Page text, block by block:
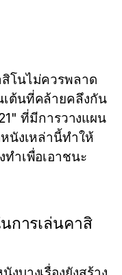
โนไม่ควรพลาด
เต้นที่คล้ายคลึงกัน
ที่มีการวางแผน
นังเหล่านี้ทำให้
ทำเพื่อเอาชนะ
การเล่นคาสิ